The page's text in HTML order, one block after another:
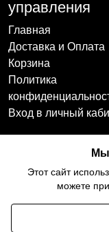
управления
Главная
Доставка и Оплата
Корзина
Политика
Вход в личный
Наши
Мы
Этот сайт
можете